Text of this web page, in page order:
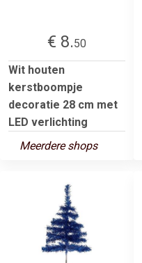
€ 8.50
Wit houten
kerstboompje
decoratie 28 cm met
LED verlichting
Meerdere shops